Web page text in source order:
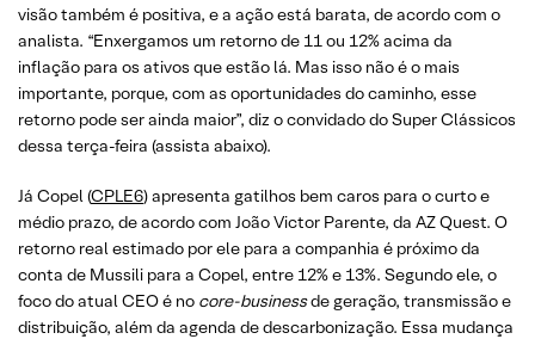
visão também é positiva, e a ação está barata, de acordo com o
analista. “Enxergamos um retorno de 11 ou 12% acima da
inflação para os ativos que estão lá. Mas isso não é o mais
importante, porque, com as oportunidades do caminho, esse
retorno pode ser ainda maior”, diz o convidado do Super Clássicos
dessa terça-feira (assista abaixo).
Já Copel (CPLE6) apresenta gatilhos bem caros para o curto e
médio prazo, de acordo com João Victor Parente, da AZ Quest. O
retorno real estimado por ele para a companhia é próximo da
conta de Mussili para a Copel, entre 12% e 13%. Segundo ele, o
foco do atual CEO é no core-businessde geração, transmissão e
distribuição, além da agenda de descarbonização. Essa mudança